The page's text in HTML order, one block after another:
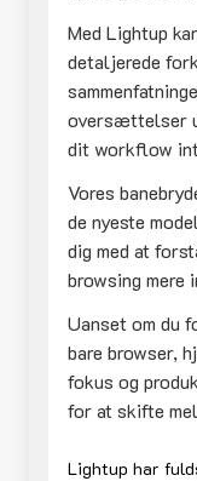
Med Lightup
detaljerede
oversættelser
dit workflow
Vores
de nyeste
dig med at
browsing mere
Uanset om du
bare browser,
fokus og
for at skifte
Lightup har